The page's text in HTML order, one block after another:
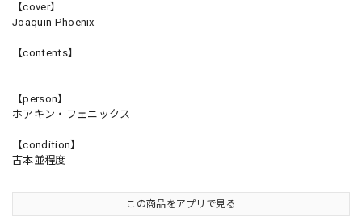
【cover】
Joaquin Phoenix
【contents】
【person】
ホアキン・フェニックス
【condition】
古本並程度
この商品をアプリで見る